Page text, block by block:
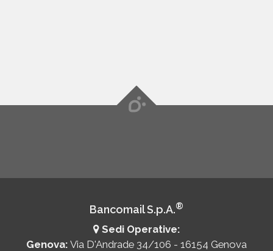
Bancomail S.p.A.®
Sedi Operative:
Genova: Via D'Andrade 34/106 - 16154 Genova